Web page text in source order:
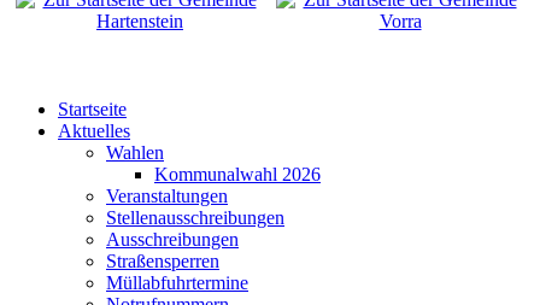
Startseite
Aktuelles
Wahlen
Kommunalwahl 2026
Veranstaltungen
Stellenausschreibungen
Ausschreibungen
Straßensperren
Müllabfuhrtermine